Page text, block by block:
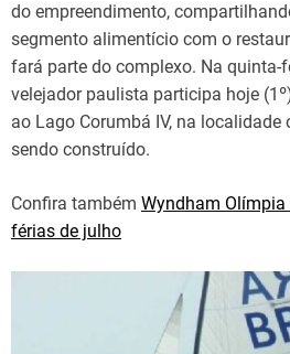
do empreendimento,
segmento alimentício com o
fará parte do complexo. Na quinta-
velejador paulista participa hoje
ao Lago Corumbá IV, na
sendo construído.
Confira também Wyndham
férias de julho